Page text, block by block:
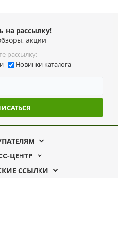
на рассылку!
акции
рассылку:
Новинки каталога
ЦЕНТР
ССЫЛКИ